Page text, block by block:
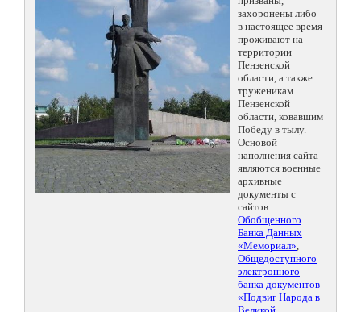
захоронены либо
в настоящее время
проживают на
территории
Пензенской
области, а также
труженикам
Пензенской
области, ковавшим
Победу в тылу.
Основой
наполнения сайта
являются военные
архивные
документы с
сайтов
Обобщенного
Банка Данных
«Мемориал»,
Общедоступного
электронного
банка документов
«Подвиг Народа в